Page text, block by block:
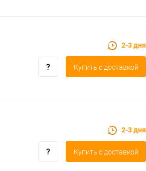
2-3 дня
Купить c доставкой
2-3 дня
Купить c доставкой